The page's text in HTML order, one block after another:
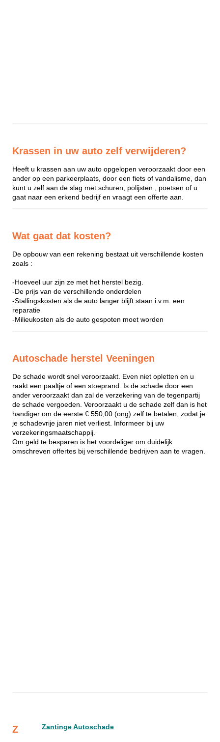
Krassen in uw auto zelf verwijderen?
Heeft u krassen aan uw auto opgelopen veroorzaakt door een
ander op een parkeerplaats, door een fiets of vandalisme, dan
kunt u zelf aan de slag met schuren, polijsten , poetsen of u
gaat naar een erkend bedrijf en vraagt een offerte aan.
Wat gaat dat kosten?
De opbouw van een rekening bestaat uit verschillende kosten
zoals :
-Hoeveel uur zijn ze met het herstel bezig.
-De prijs van de verschillende onderdelen
-Stallingskosten als de auto langer blijft staan i.v.m. een
reparatie
-Milieukosten als de auto gespoten moet worden
Autoschade herstel Veeningen
De schade wordt snel veroorzaakt. Even niet opletten en u
raakt een paaltje of een stoeprand. Is de schade door een
ander veroorzaakt dan zal de verzekering van de tegenpartij
de schade vergoeden. Veroorzaakt u de schade zelf dan is het
handiger om de eerste € 550,00 (ong) zelf te betalen, zodat je
je schadevrije jaren niet verliest. Informeer bij uw
verzekeringsmaatschappij.
Om geld te besparen is het voordeliger om duidelijk
omschreven offertes bij verschillende bedrijven aan te vragen.
Z Zantinge Autoschade